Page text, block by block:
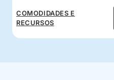
COMODIDADES E
RECURSOS